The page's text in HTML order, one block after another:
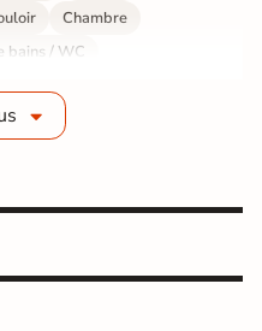
Chambre
bains / WC